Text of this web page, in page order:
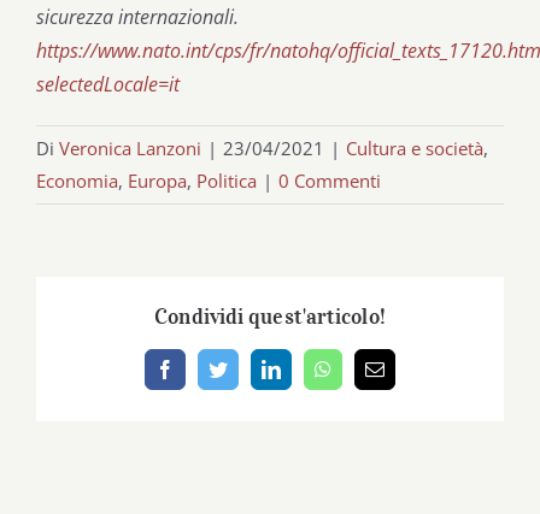
sicurezza internazionali.
https://www.nato.int/cps/fr/natohq/
selectedLocale=it
Di Veronica Lanzoni | 23/04/2021 | Cultura e società,
Economia, Europa, Politica | 0 Commenti
Condividi quest'articolo!
FacebookTwitterLinkedInWhatsApp
Email